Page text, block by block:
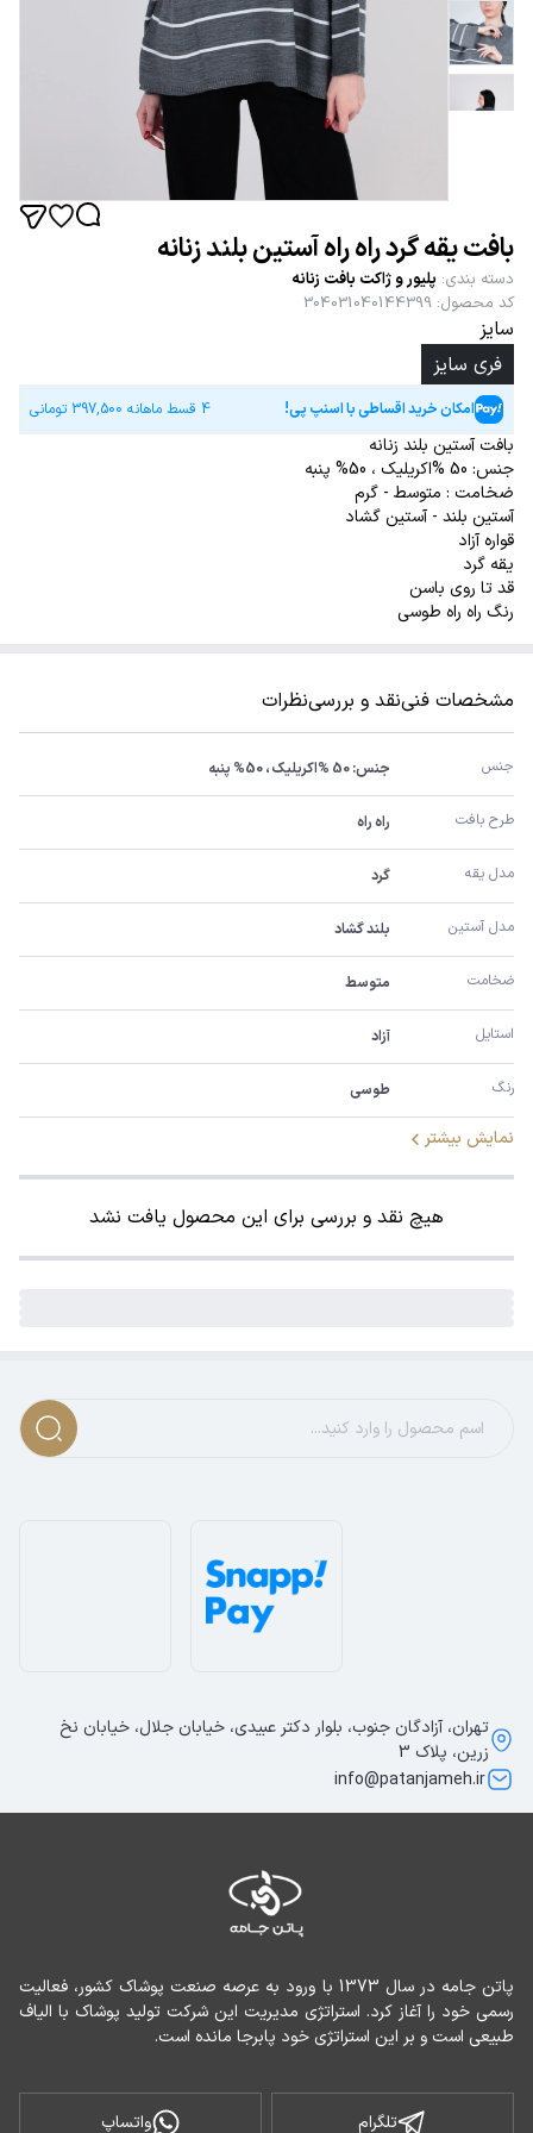
بافت یقه گرد راه راه آستین بلند زنانه
دسته بندی: پلیور و ژاکت بافت زنانه
کد محصول:
304031040144399
سایز
فری سایز
امکان خرید اقساطی با اسنپ پی! 4 قسط ماهانه 397,500 تومانی
بافت آستین بلند زنانه
جنس: 50 %اکریلیک ، 50% پنبه
ضخامت : متوسط - گرم
آستین بلند - آستین گشاد
قواره آزاد
یقه گرد
قد تا روی باسن
رنگ راه راه طوسی
مشخصات فنینقد و بررسینظرات
جنس جنس: 50 %اکریلیک ، 50% پنبه
طرح بافت راه راه
مدل یقه گرد
مدل آستین بلند گشاد
ضخامت متوسط
استایل آزاد
رنگ طوسی
نمایش بیشتر
هیچ نقد و بررسی برای این محصول یافت نشد
طبیعی است و بر این استراتژی خود پابرجا مانده است.
تلگرام واتساپ
تهران، آزادگان جنوب، بلوار دکتر عبیدی، خیابان جلال، خیابان نخ
زرین، پلاک 3
info@patanjameh.ir